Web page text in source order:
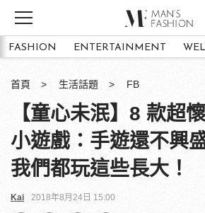
FASHION ENTERTAINMENT
首頁 生活話題 FB
【童心未泯】8 款超
小遊戲：手遊還不興
我們都玩這些長大！
Kai 2018年8月24日 15:00